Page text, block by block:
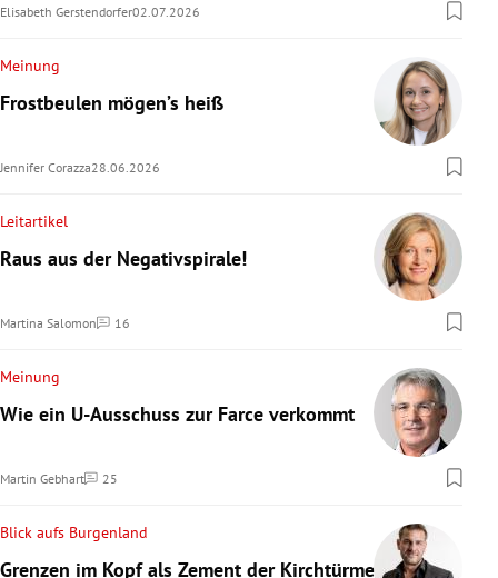
Elisabeth Gerstendorfer02.07.2026
Meinung
Frostbeulen mögen’s heiß
Jennifer Corazza28.06.2026
Leitartikel
Raus aus der Negativspirale!
Martina Salomon 16
Kommentare
Meinung
Wie ein U-Ausschuss zur Farce verkommt
Martin Gebhart 25
Kommentare
Blick aufs Burgenland
Grenzen im Kopf als Zement der Kirchtürme